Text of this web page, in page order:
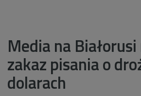
Media na
zakaz pisania o
dolarach